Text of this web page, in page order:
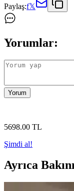
Paylaş:f𝕏
Yorumlar:
Yorum
5698.00 TL
Şimdi al!
Ayrıca